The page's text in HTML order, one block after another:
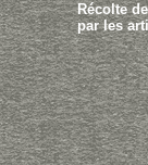
Récolte
par les